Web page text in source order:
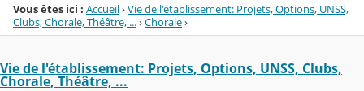
Vous êtes ici : Accueil›Vie de l'établissement: Projets, Options, UNSS,
Clubs, Chorale, Théâtre, ...›Chorale›
Vie de l'établissement: Projets, Options, UNSS, Clubs,
Chorale, Théâtre, ...